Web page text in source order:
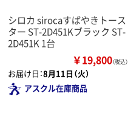
シロカ sirocaすばやきトース
ター ST-2D451Kブラック ST-
2D451K 1台
￥19,800（税込）
お届け日：8月11日（火）
アスクル在庫商品